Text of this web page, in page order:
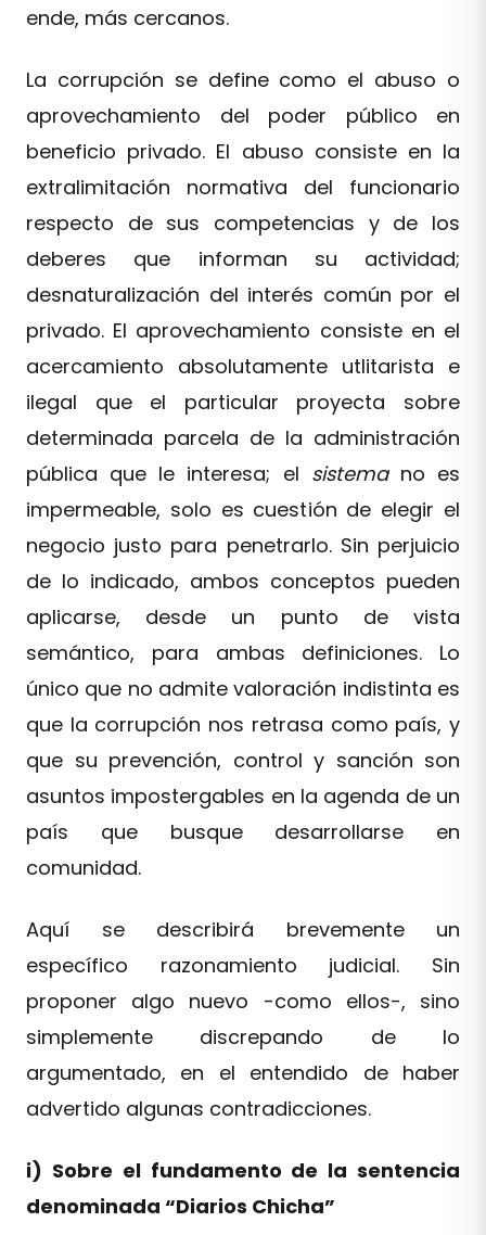
ende, más cercanos.
La corrupción se define como el abuso o
aprovechamiento del poder público en
beneficio privado. El abuso consiste en la
extralimitación normativa del funcionario
respecto de sus competencias y de los
deberes que informan su actividad;
desnaturalización del interés común por el
privado. El aprovechamiento consiste en el
acercamiento absolutamente utlitarista e
ilegal que el particular proyecta sobre
determinada parcela de la administración
pública que le interesa; el sistemano es
impermeable, solo es cuestión de elegir el
negocio justo para penetrarlo. Sin perjuicio
de lo indicado, ambos conceptos pueden
aplicarse, desde un punto de vista
semántico, para ambas definiciones. Lo
único que no admite valoración indistinta es
que la corrupción nos retrasa como país, y
que su prevención, control y sanción son
asuntos impostergables en la agenda de un
país que busque desarrollarse en
comunidad.
Aquí se describirá brevemente un
específico razonamiento judicial. Sin
proponer algo nuevo -como ellos-, sino
simplemente discrepando de lo
argumentado, en el entendido de haber
advertido algunas contradicciones.
i) Sobre el fundamento de la sentencia
denominada “Diarios Chicha”